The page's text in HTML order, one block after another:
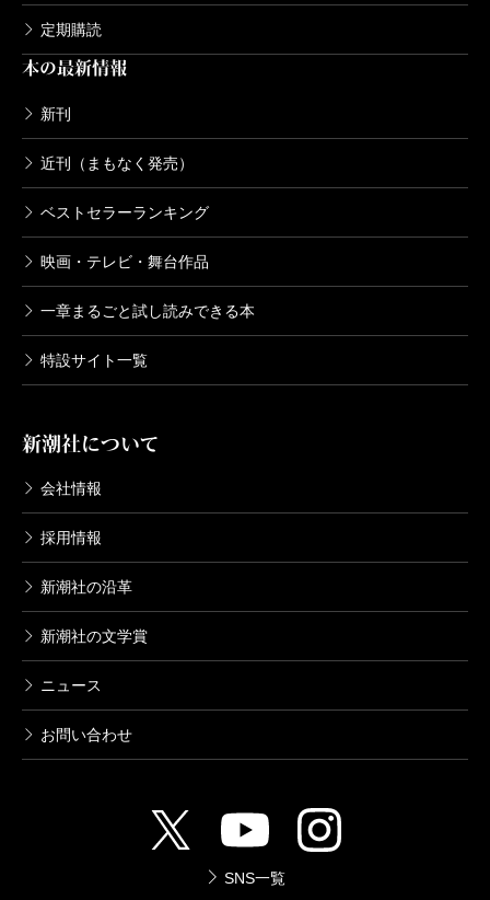
定期購読
本の最新情報
新刊
近刊（まもなく発売）
ベストセラーランキング
映画・テレビ・舞台作品
一章まるごと試し読みできる本
特設サイト一覧
新潮社について
会社情報
採用情報
新潮社の沿革
新潮社の文学賞
ニュース
お問い合わせ
SNS一覧